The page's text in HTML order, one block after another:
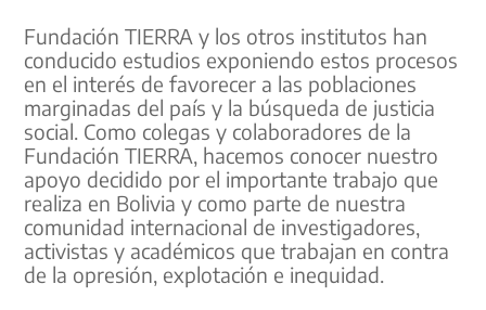
Fundación TIERRA y los otros institutos han
conducido estudios exponiendo estos procesos
en el interés de favorecer a las poblaciones
marginadas del país y la búsqueda de justicia
social. Como colegas y colaboradores de la
Fundación TIERRA, hacemos conocer nuestro
apoyo decidido por el importante trabajo que
realiza en Bolivia y como parte de nuestra
comunidad internacional de investigadores,
activistas y académicos que trabajan en contra
de la opresión, explotación e inequidad.